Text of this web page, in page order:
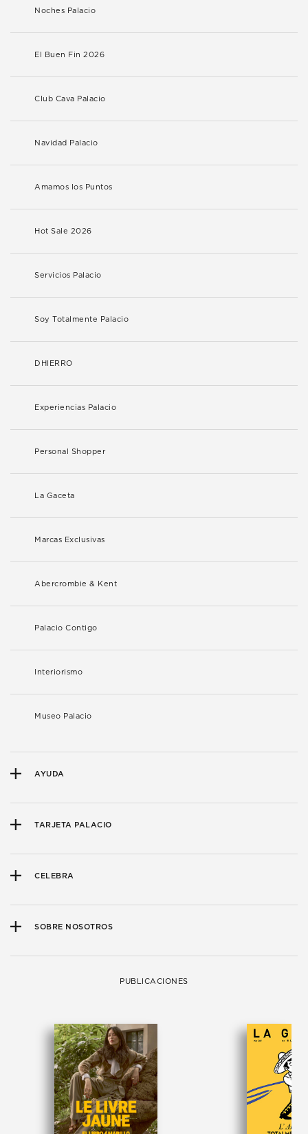
Noches Palacio
El Buen Fin 2026
Club Cava Palacio
Navidad Palacio
Amamos los Puntos
Hot Sale 2026
Servicios Palacio
Soy Totalmente Palacio
DHIERRO
Experiencias Palacio
Personal Shopper
La Gaceta
Marcas Exclusivas
Abercrombie & Kent
Palacio Contigo
Interiorismo
Museo Palacio
AYUDA
TARJETA PALACIO
CELEBRA
SOBRE NOSOTROS
PUBLICACIONES